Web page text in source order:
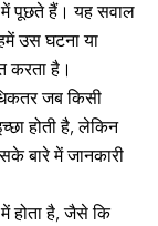
में पूछते हैं। यह सवाल
उस घटना या
करता है।
जब किसी
होती है, लेकिन
बारे में जानकारी
होता है, जैसे कि